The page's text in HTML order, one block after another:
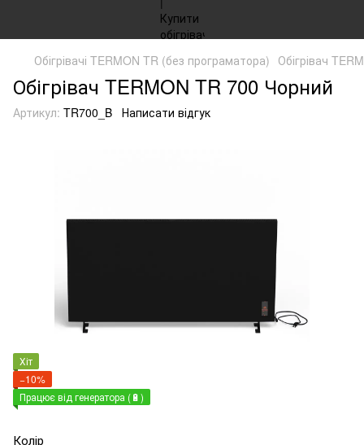
Обігрівачі TERMON TR (без програматора) Обігрівач
Обігрівач TERMON TR 700 Чорний
Артикул: TR700_B Написати відгук
Хіт
−10%
Працює від генератора (🔋)
Колір